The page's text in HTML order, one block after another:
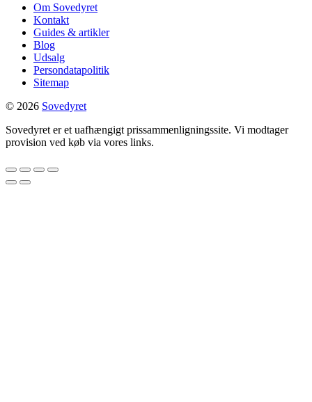
Om Sovedyret
Kontakt
Guides & artikler
Blog
Udsalg
Persondatapolitik
Sitemap
© 2026 Sovedyret
Sovedyret er et uafhængigt prissammenligningssite. Vi modtager
provision ved køb via vores links.